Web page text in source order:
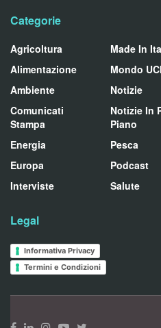
Categorie
Agricoltura
Alimentazione
Ambiente
Comunicati
Stampa
Energia
Europa
Interviste
Made In
Mondo UCI
Notizie
Notizie In
Piano
Pesca
Podcast
Salute
Legal
Informativa Privacy
Termini e Condizioni